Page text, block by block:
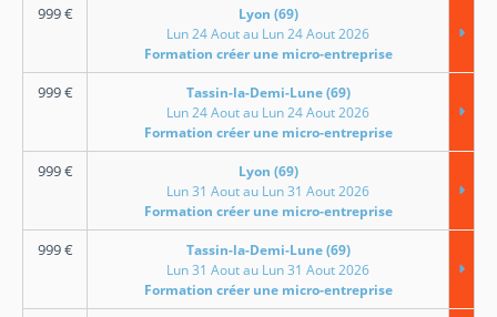
999€
Lyon (69)
Lun 24 Aout au Lun 24 Aout 2026
Formation créer une micro-entreprise
999€
Tassin-la-Demi-Lune (69)
Lun 24 Aout au Lun 24 Aout 2026
Formation créer une micro-entreprise
999€
Lyon (69)
Lun 31 Aout au Lun 31 Aout 2026
Formation créer une micro-entreprise
999€
Tassin-la-Demi-Lune (69)
Lun 31 Aout au Lun 31 Aout 2026
Formation créer une micro-entreprise